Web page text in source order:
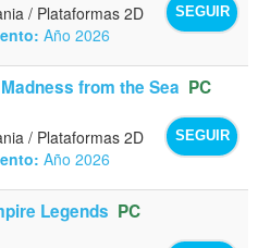
SEGUIR
/ Plataformas 2D
Año 2026
from the Sea PC
SEGUIR
/ Plataformas 2D
Año 2026
Legends PC